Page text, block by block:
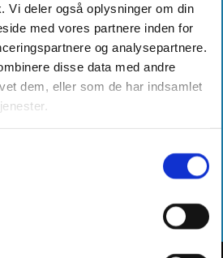
Vi deler også oplysninger om din
med vores partnere inden for
og analysepartnere.
disse data med andre
dem, eller som de har indsamlet